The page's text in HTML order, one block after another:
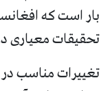
بار است که
تحقیقات معیاری
تغییرات مناسب